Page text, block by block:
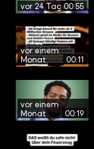
vor 24 Tagen00:55
vor einem
Monat
00:11
vor einem
Monat
00:19